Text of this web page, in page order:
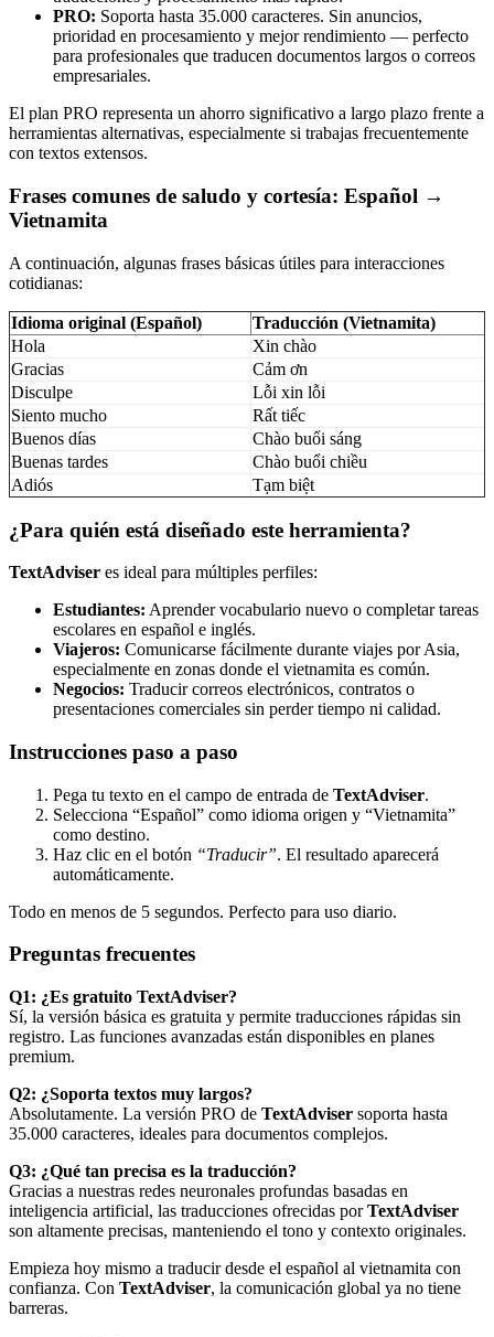
PRO: Soporta hasta 35.000 caracteres. Sin anuncios,
prioridad en procesamiento y mejor rendimiento — perfecto
para profesionales que traducen documentos largos o correos
empresariales.
El plan PRO representa un ahorro significativo a largo plazo frente a
herramientas alternativas, especialmente si trabajas frecuentemente
con textos extensos.
Frases comunes de saludo y cortesía: Español →
Vietnamita
A continuación, algunas frases básicas útiles para interacciones
cotidianas:
Idioma original (Español)
Traducción (Vietnamita)
Hola
Xin chào
Gracias
Cảm ơn
Disculpe
Lỗi xin lỗi
Siento mucho
Rất tiếc
Buenos días
Chào buổi sáng
Buenas tardes
Chào buổi chiều
Adiós
Tạm biệt
¿Para quién está diseñado este herramienta?
TextAdviser es ideal para múltiples perfiles:
Estudiantes: Aprender vocabulario nuevo o completar tareas
escolares en español e inglés.
Viajeros: Comunicarse fácilmente durante viajes por Asia,
especialmente en zonas donde el vietnamita es común.
Negocios: Traducir correos electrónicos, contratos o
presentaciones comerciales sin perder tiempo ni calidad.
Instrucciones paso a paso
Pega tu texto en el campo de entrada de TextAdviser.
Selecciona “Español” como idioma origen y “Vietnamita”
como destino.
Haz clic en el botón “Traducir”. El resultado aparecerá
automáticamente.
Todo en menos de 5 segundos. Perfecto para uso diario.
Preguntas frecuentes
Q1: ¿Es gratuito TextAdviser?
Sí, la versión básica es gratuita y permite traducciones rápidas sin
registro. Las funciones avanzadas están disponibles en planes
premium.
Q2: ¿Soporta textos muy largos?
Absolutamente. La versión PRO de TextAdviser soporta hasta
35.000 caracteres, ideales para documentos complejos.
Q3: ¿Qué tan precisa es la traducción?
Gracias a nuestras redes neuronales profundas basadas en
inteligencia artificial, las traducciones ofrecidas porTextAdviser
son altamente precisas, manteniendo el tono y contexto originales.
Empieza hoy mismo a traducir desde el español al vietnamita con
confianza. Con TextAdviser, la comunicación global ya no tiene
barreras.